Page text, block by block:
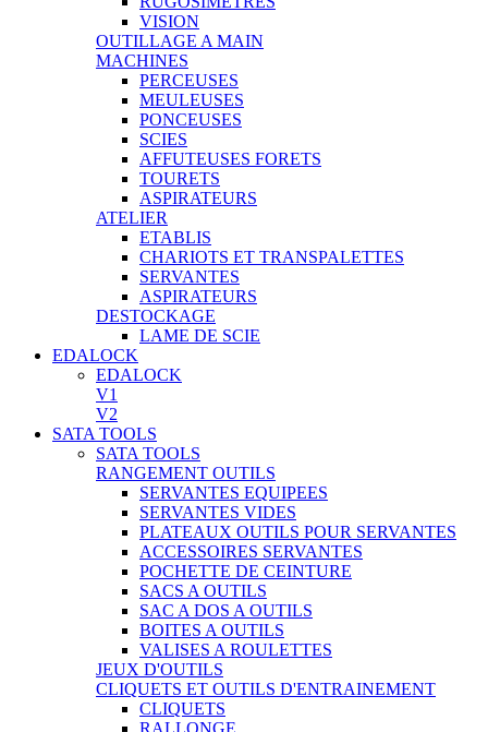
VISION
OUTILLAGE A MAIN
MACHINES
PERCEUSES
MEULEUSES
PONCEUSES
SCIES
AFFUTEUSES FORETS
TOURETS
ASPIRATEURS
ATELIER
ETABLIS
CHARIOTS ET TRANSPALETTES
SERVANTES
ASPIRATEURS
DESTOCKAGE
LAME DE SCIE
EDALOCK
EDALOCK
V1
V2
SATA TOOLS
SATA TOOLS
RANGEMENT OUTILS
SERVANTES EQUIPEES
SERVANTES VIDES
PLATEAUX OUTILS POUR SERVANTES
ACCESSOIRES SERVANTES
POCHETTE DE CEINTURE
SACS A OUTILS
SAC A DOS A OUTILS
BOITES A OUTILS
VALISES A ROULETTES
JEUX D'OUTILS
CLIQUETS ET OUTILS D'ENTRAINEMENT
CLIQUETS